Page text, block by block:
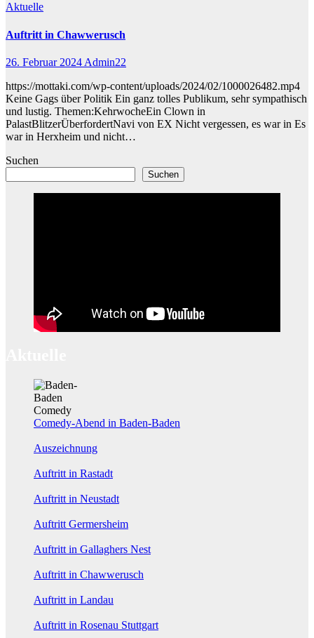
Aktuelle
Auftritt in Chawwerusch
26. Februar 2024 Admin22
https://mottaki.com/wp-content/uploads/2024/02/1000026482.mp4
Keine Gags über Politik Ein ganz tolles Publikum, sehr sympathisch
und lustig. Themen:KehrwocheEin Clown in
PalastBlitzerÜberfordertNavi von EX Nicht vergessen, es war in Es
war in Herxheim und nicht…
Suchen
Suchen
Comedy-Abend in Baden-Baden
Auszeichnung
Auftritt in Rastadt
Auftritt in Neustadt
Auftritt Germersheim
Auftritt in Gallaghers Nest
Auftritt in Chawwerusch
Auftritt in Landau
Auftritt in Rosenau Stuttgart